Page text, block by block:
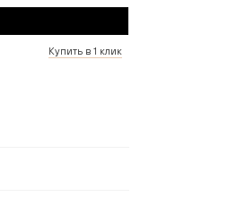
Купить в 1 клик